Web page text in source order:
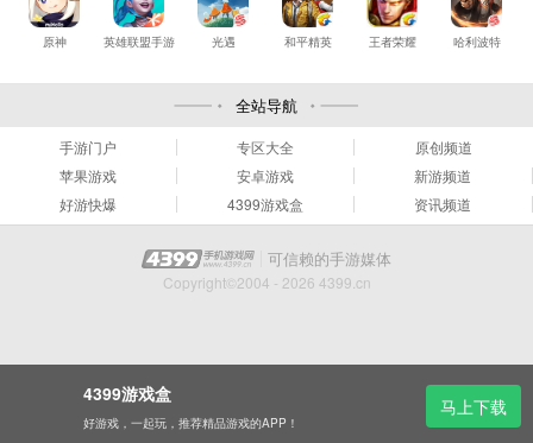
原神 英雄联盟手游 光遇 和平精英 王者荣耀 哈利波特
全站导航
手游门户 专区大全
原创频道
苹果游戏
安卓游戏
新游频道
好游快爆
4399游戏盒 资讯频道
可信赖的手游媒体
Copyright©2004 - 2026 4399.cn
马上下载
4399游戏盒
好游戏，一起玩，推荐精品游戏的APP！